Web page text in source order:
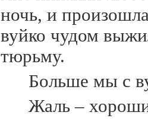
ночь, и
вуйко чудом
тюрьму.
Больше мы с
Жаль –